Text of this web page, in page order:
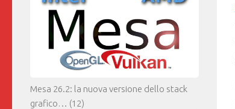
Mesa 26.2: la nuova versione dello stack
grafico… (12)